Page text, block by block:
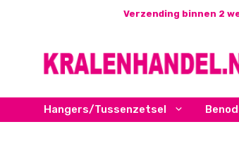
Verzending binnen 2
Hangers/Tussenzetsel